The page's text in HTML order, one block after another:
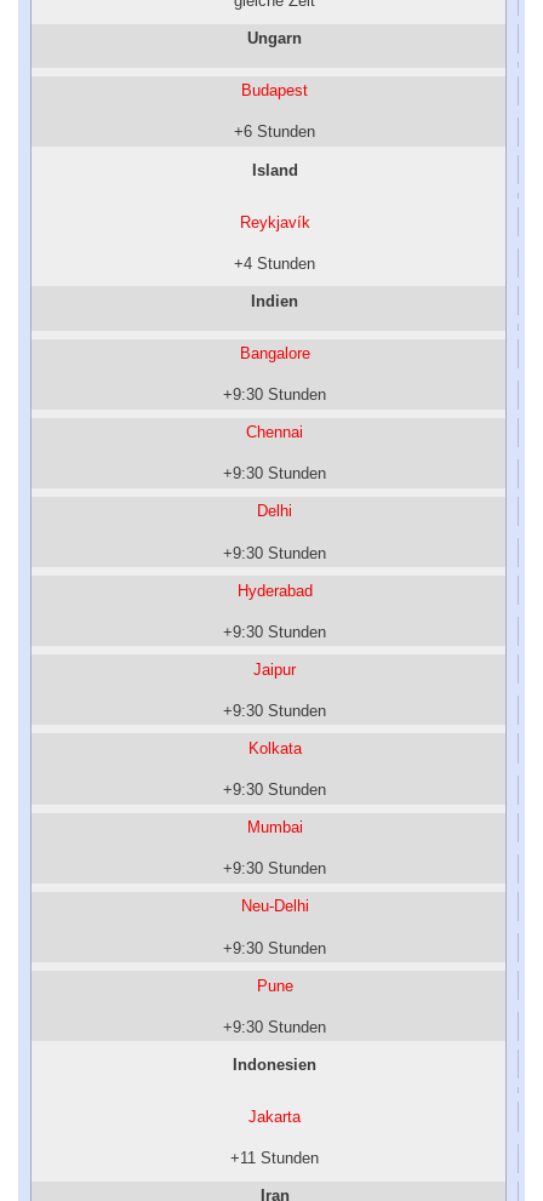
Ungarn
Budapest
+6 Stunden
Island
Reykjavík
+4 Stunden
Indien
Bangalore
+9:30 Stunden
Chennai
+9:30 Stunden
Delhi
+9:30 Stunden
Hyderabad
+9:30 Stunden
Jaipur
+9:30 Stunden
Kolkata
+9:30 Stunden
Mumbai
+9:30 Stunden
Neu-Delhi
+9:30 Stunden
Pune
+9:30 Stunden
Indonesien
Jakarta
+11 Stunden
Iran